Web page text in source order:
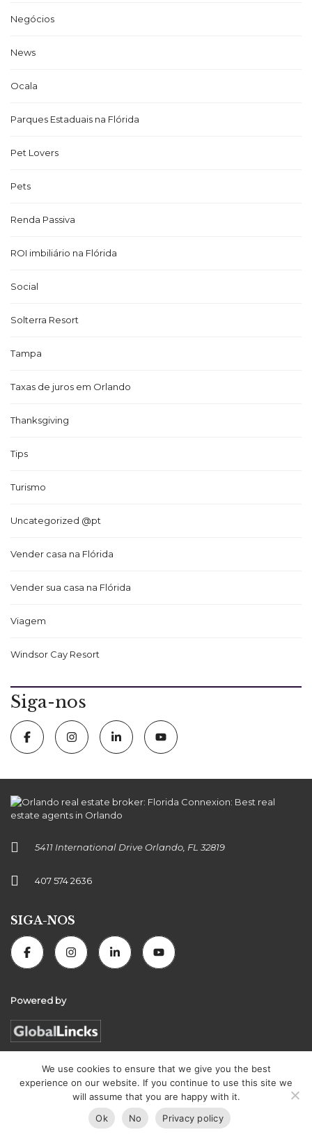
Negócios
News
Ocala
Parques Estaduais na Flórida
Pet Lovers
Pets
Renda Passiva
ROI imbiliário na Flórida
Social
Solterra Resort
Tampa
Taxas de juros em Orlando
Thanksgiving
Tips
Turismo
Uncategorized @pt
Vender casa na Flórida
Vender sua casa na Flórida
Viagem
Windsor Cay Resort
Siga-nos
5411 International Drive Orlando, FL 32819
407 574 2636
SIGA-NOS
Powered by
Florida Connexion Properties | All rights reserved
We use cookies to ensure that we give you the best
experience on our website. If you continue to use this site we
will assume that you are happy with it.
Ok
No Privacy policy